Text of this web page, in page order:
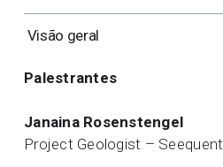
Visão geral
Palestrantes
Janaina Rosenstengel
Project Geologist – Seequent